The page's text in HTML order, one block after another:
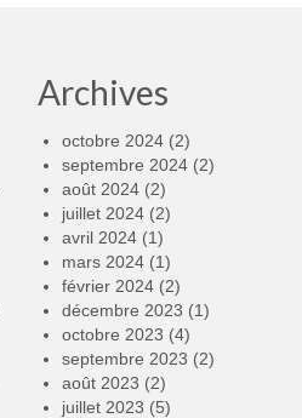
Archives
octobre 2024(2)
septembre 2024(2)
août 2024(2)
juillet 2024(2)
avril 2024(1)
mars 2024(1)
février 2024(2)
décembre 2023 (1)
octobre 2023 (4)
septembre 2023 (2)
août 2023 (2)
juillet 2023 (5)